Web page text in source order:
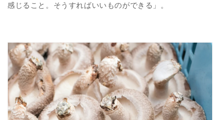
感じること。そうすればいいものができる」。